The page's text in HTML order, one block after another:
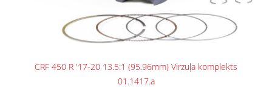
CRF 450 R '17-20 13.5:1 (95.96mm) Virzuļa komplekts
01.1417.a